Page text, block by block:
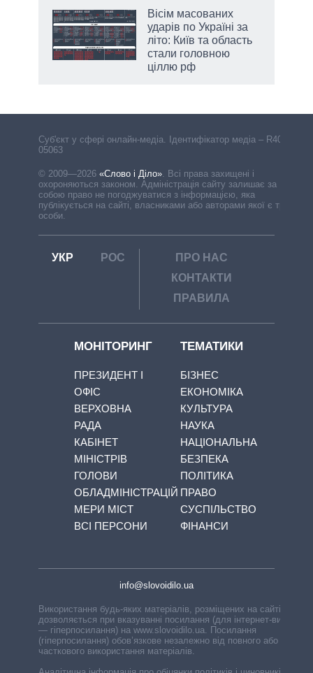
Вісім масованих
ударів по Україні за
літо: Київ та область
стали головною
ціллю рф
Cуб'єкт у сфері онлайн-медіа. Ідентифікатор медіа – R40-
05063
© 2009—2026 «Слово і Діло». Всі права захищені і
охороняються законом. Адміністрація сайту залишає за
собою право не погоджуватися з інформацією, яка
публікується на сайті, власниками або авторами якої є треті
особи.
УКР РОС
ПРО НАС
КОНТАКТИ
ПРАВИЛА
МОНІТОРИНГ
ПРЕЗИДЕНТ І
ОФІС
ВЕРХОВНА
РАДА
КАБІНЕТ
МІНІСТРІВ
ГОЛОВИ
ОБЛАДМІНІСТРАЦІЙ
МЕРИ МІСТ
ВСІ ПЕРСОНИ
ТЕМАТИКИ
БІЗНЕС
ЕКОНОМІКА
КУЛЬТУРА
НАУКА
НАЦІОНАЛЬНА
БЕЗПЕКА
ПОЛІТИКА
ПРАВО
СУСПІЛЬСТВО
ФІНАНСИ
info@slovoidilo.ua
Використання будь-яких матеріалів, розміщених на сайті,
дозволяється при вказуванні посилання (для інтернет-видань
— гіперпосилання) на www.slovoidilo.ua. Посилання
(гіперпосилання) обов’язкове незалежно від повного або
часткового використання матеріалів.